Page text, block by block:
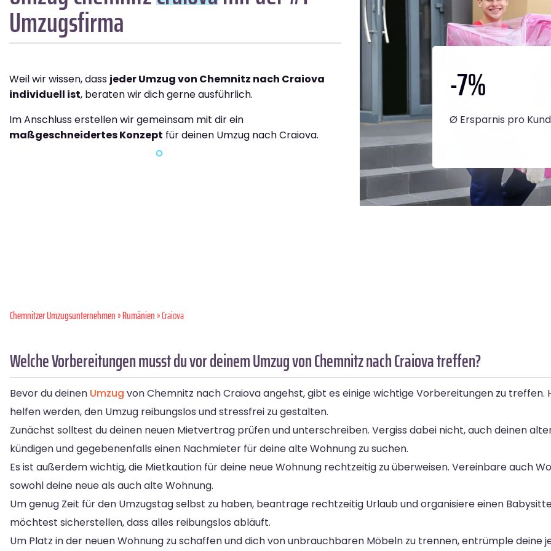
Umzugsfirma
Weil wir wissen, dass jeder Umzug von Chemnitz nach Craiova
individuell ist, beraten wir dich gerne ausführlich.
Im Anschluss erstellen wir gemeinsam mit dir ein
maßgeschneidertes Konzept für deinen Umzug nach Craiova.
-7%
Ø Ersparnis pro
Chemnitzer Umzugsunternehmen»Rumänien» Craiova
Welche Vorbereitungen musst du vor deinem Umzug von Chemnitz nach Craiova treffen?
Bevor du deinen Umzug von Chemnitz nach Craiova angehst, gibt es einige wichtige Vorbereitungen zu treffen.
helfen werden, den Umzug reibungslos und stressfrei zu gestalten.
Zunächst solltest du deinen neuen Mietvertrag prüfen und unterschreiben. Vergiss dabei nicht, auch deinen
kündigen und gegebenenfalls einen Nachmieter für deine alte Wohnung zu suchen.
Es ist außerdem wichtig, die Mietkaution für deine neue Wohnung rechtzeitig zu überweisen. Vereinbare auch
sowohl deine neue als auch alte Wohnung.
Um genug Zeit für den Umzugstag selbst zu haben, beantrage rechtzeitig Urlaub und organisiere einen
möchtest sicherstellen, dass alles reibungslos abläuft.
Um Platz in der neuen Wohnung zu schaffen und dich von unbrauchbaren Möbeln zu trennen, entrümple deine